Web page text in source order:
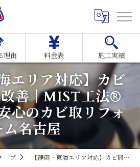
理由 料金表 施工実績
エリア対応】カビ
善｜MIST工法®
心のカビ取リフォ
ム名古屋
ブログ 【静岡・東海エリア対応】カビ問題を根本改善｜MIST工法®で実現する安心のカビ取リフォーム名古屋